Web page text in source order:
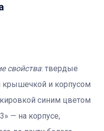
свойства: твердые
и корпусом
синим цветом
— на корпусе,